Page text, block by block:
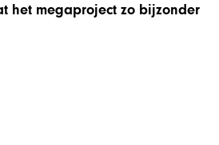
het megaproject zo bijzonder